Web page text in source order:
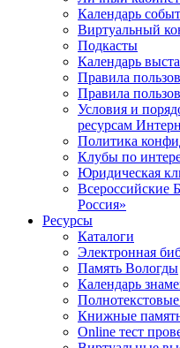
Календарь
Виртуальный
Подкасты
Календарь
Правила
Правила
Условия и
ресурсам
Политика
Клубы по
Юридическая
Всероссийские
Россия»
Ресурсы
Каталоги
Электронная
Память Вологды
Календарь
Книжные
Online тест